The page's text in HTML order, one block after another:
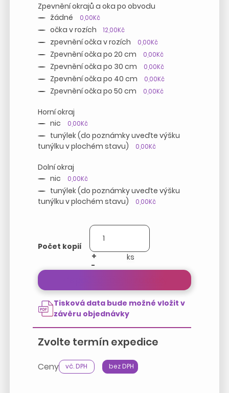
Zpevnění okrajů a oka po obvodu
žádné
0,00Kč
očka v rozích 12,00Kč
zpevnění očka v rozích 0,00Kč
Zpevnění očka po 20 cm 0,00Kč
Zpevnění očka po 30 cm 0,00Kč
Zpevnění očka po 40 cm 0,00Kč
Zpevnění očka po 50 cm 0,00Kč
Horní okraj
nic
0,00Kč
tunýlek (do poznámky uveďte výšku
tunýlku v plochém stavu)
0,00Kč
Dolní okraj
nic
0,00Kč
tunýlek (do poznámky uveďte výšku
tunýlku v plochém stavu)
0,00Kč
Počet kopií
+
-
Tisková data bude možné vložit v
závěru objednávky
Zvolte termín expedice
Ceny vč. DPH bez DPH